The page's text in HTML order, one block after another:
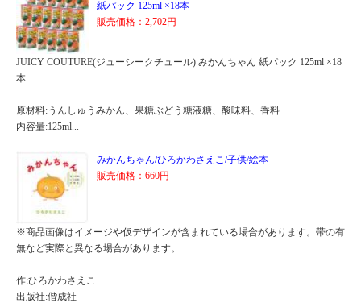
紙パック 125ml ×18本
販売価格：2,702円
JUICY COUTURE(ジューシークチュール) みかんちゃん 紙パック 125ml ×18
本
原材料:うんしゅうみかん、果糖ぶどう糖液糖、酸味料、香料
内容量:125ml...
みかんちゃん/ひろかわさえこ/子供/絵本
販売価格：660円
※商品画像はイメージや仮デザインが含まれている場合があります。帯の有
無など実際と異なる場合があります。
作:ひろかわさえこ
出版社:偕成社